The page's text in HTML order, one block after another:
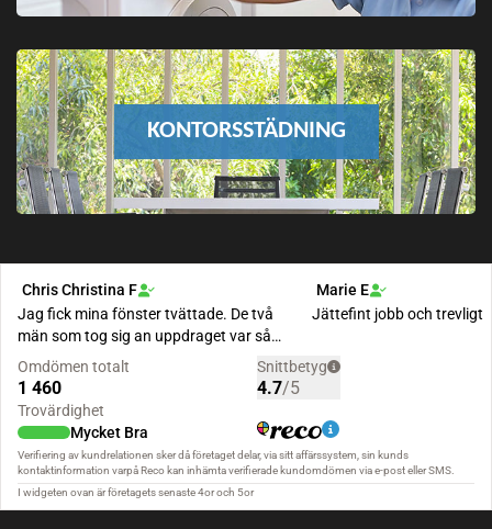
KONTORSSTÄDNING